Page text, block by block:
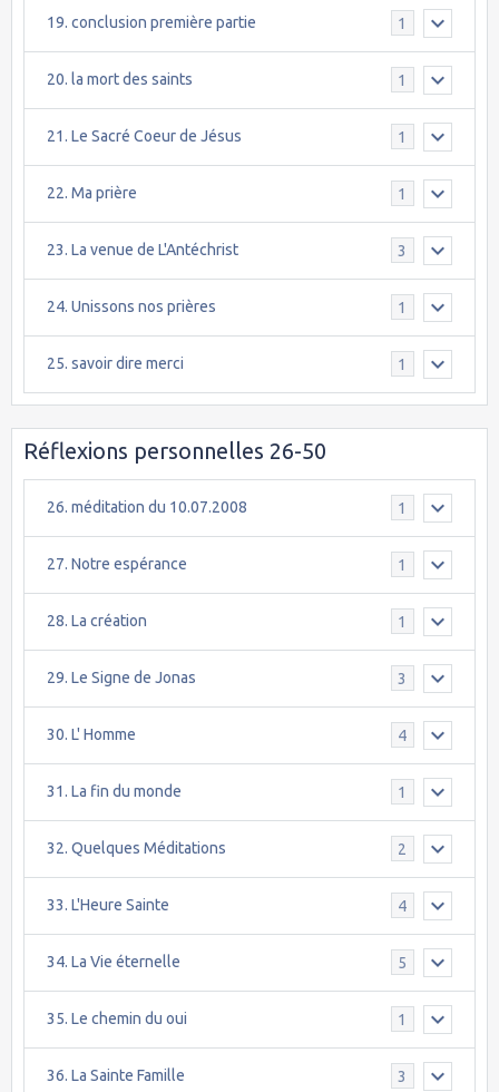
19. conclusion première partie 1
20. la mort des saints 1
21. Le Sacré Coeur de Jésus 1
22. Ma prière 1
23. La venue de L'Antéchrist 3
24. Unissons nos prières 1
25. savoir dire merci 1
Réflexions personnelles 26-50
26. méditation du 10.07.2008 1
27. Notre espérance 1
28. La création 1
29. Le Signe de Jonas 3
30. L' Homme 4
31. La fin du monde 1
32. Quelques Méditations 2
33. L'Heure Sainte 4
34. La Vie éternelle 5
35. Le chemin du oui 1
36. La Sainte Famille 3